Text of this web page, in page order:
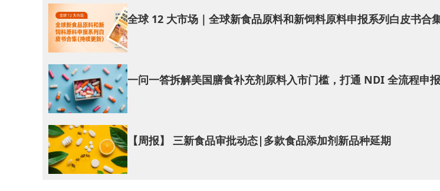
葡萄酒和类葡萄酒饮料的替代品，由此产生的甘油 P95 急性暴露估计值将超过所有人群的 ARfD。
按照欧盟委员会的要求，专家组还计算了不同人群在不超过ARfD的前提下，单次饮用含甘
人群
幼儿
29 mL
31 mL
儿童
青少年
127 mL
134 mL
成人
全球 12 大市场｜全球新食品原料和新饲料原料申报系列白皮书合
一问一答拆解美国膳食补充剂原料入市门槛，打通 NDI 全流程申
【周报】 三新食品审批动态|多款食品添加剂新品种延期